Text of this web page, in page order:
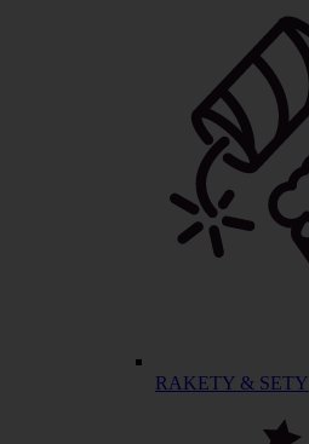
RAKETY & SETY